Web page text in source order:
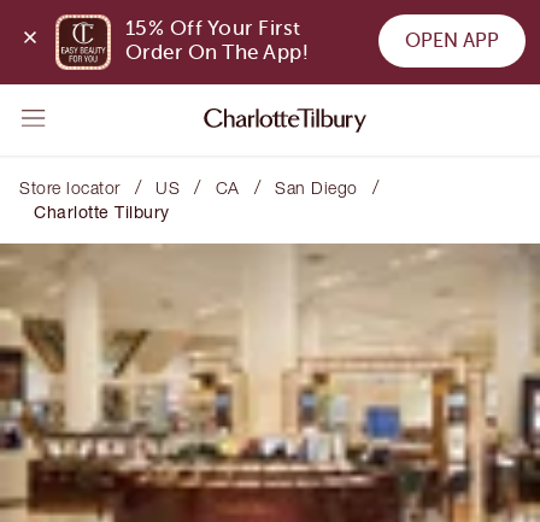
15% Off Your First
Order On The App!
OPEN APP
Store locator / US / CA / San Diego /
Charlotte Tilbury